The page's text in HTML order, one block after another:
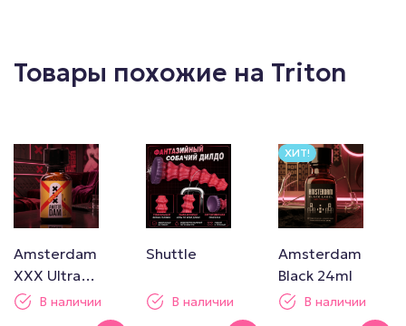
Товары похожие на Triton
Amsterdam
XXX Ultra
Strong 24ml
В наличии
Shuttle
В наличии
ХИТ!
Amsterdam
Black 24ml
В наличии